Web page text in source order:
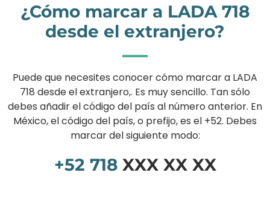
¿Cómo marcar a LADA 718
desde el extranjero?
Puede que necesites conocer cómo marcar a LADA
718 desde el extranjero,. Es muy sencillo. Tan sólo
debes añadir el código del país al número anterior. En
México, el código del país, o prefijo, es el +52. Debes
marcar del siguiente modo:
+52 718XXX XX XX